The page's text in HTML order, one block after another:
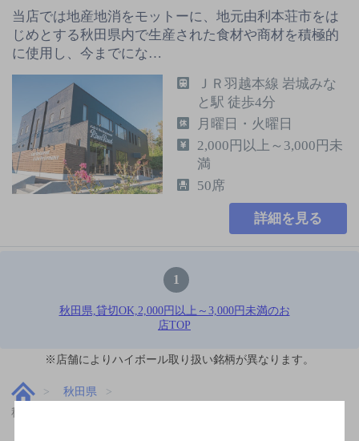
当店では地産地消をモットーに、地元由利本荘市をは
じめとする秋田県内で生産された食材や商材を積極的
に使用し、今までにな…
ＪＲ羽越本線 岩城みな
と駅 徒歩4分
月曜日・火曜日
2,000円以上～3,000円未
満
50席
詳細を見る
1
秋田県,貸切OK,2,000円以上～3,000円未満のお
店TOP
※店舗によりハイボール取り扱い銘柄が異なります。
秋田県
秋田県,貸切OK,2,000円以上～3,000円未満のお店